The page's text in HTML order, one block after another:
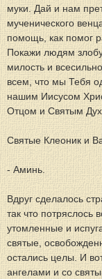
муки. Дай и нам
мученического
помощь, как помог
Покажи людям
милость и
всем, что мы Тебя
нашим Иисусом
Отцом и Святым
Святые Клеоник и
- Аминь.
Вдруг сделалось
так что потряслось
утомленные и
святые,
остались целы. И
ангелами и со